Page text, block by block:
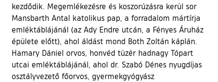
kezdődik. Megemlékezésre és koszorúzásra kerül sor
Mansbarth Antal katolikus pap, a forradalom mártírja
emléktáblájánál (az Ady Endre utcán, a Fényes Áruház
épülete előtt), ahol áldást mond Both Zoltán káplán.
Hamary Dániel orvos, honvéd tüzér hadnagy Tópart
utcai emléktáblájánál, ahol dr. Szabó Dénes nyugdíjas
osztályvezető főorvos, gyermekgyógyász